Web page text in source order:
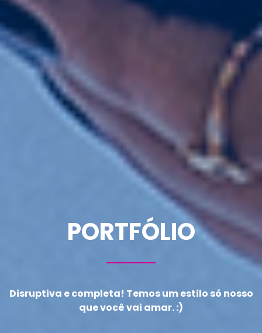
PORTFÓLIO
Disruptiva e completa! Temos um estilo só nosso
que você vai amar. :)